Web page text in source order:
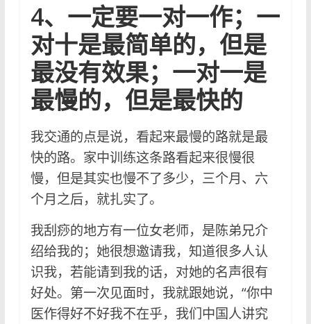
4、一定要一对一作；一
对十是最简单的，但是
最没有效果；一对一是
最慢的，但是最快的
我交通的点是说，看起来最慢的路就是最
快的路。家中训练这条路看起来很慢很
慢，但是其实也慢不了多少，三个月、六
个月之后，就扎实了。
我刮痧的地方有一位女老师，是陈弟兄介
绍给我的；她很想邀请我，知道很多人认
识我，若能请到我的话，对她的名声很有
好处。第一次见面时，我就跟她说，“你中
医作得好不好我不在乎，我们中国人讲究